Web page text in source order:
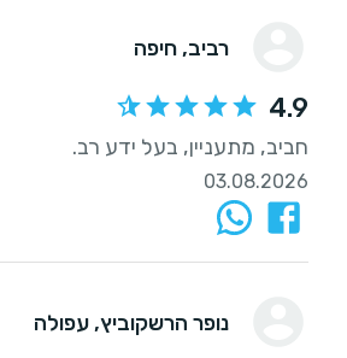
רביב, חיפה
4.9
חביב, מתעניין, בעל ידע רב.
03.08.2026
נופר הרשקוביץ, עפולה